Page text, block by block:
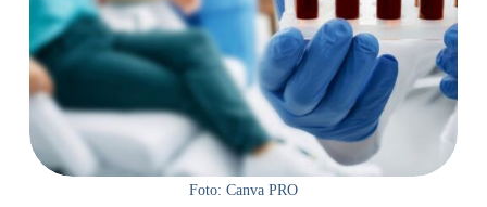
Foto: Canva PRO